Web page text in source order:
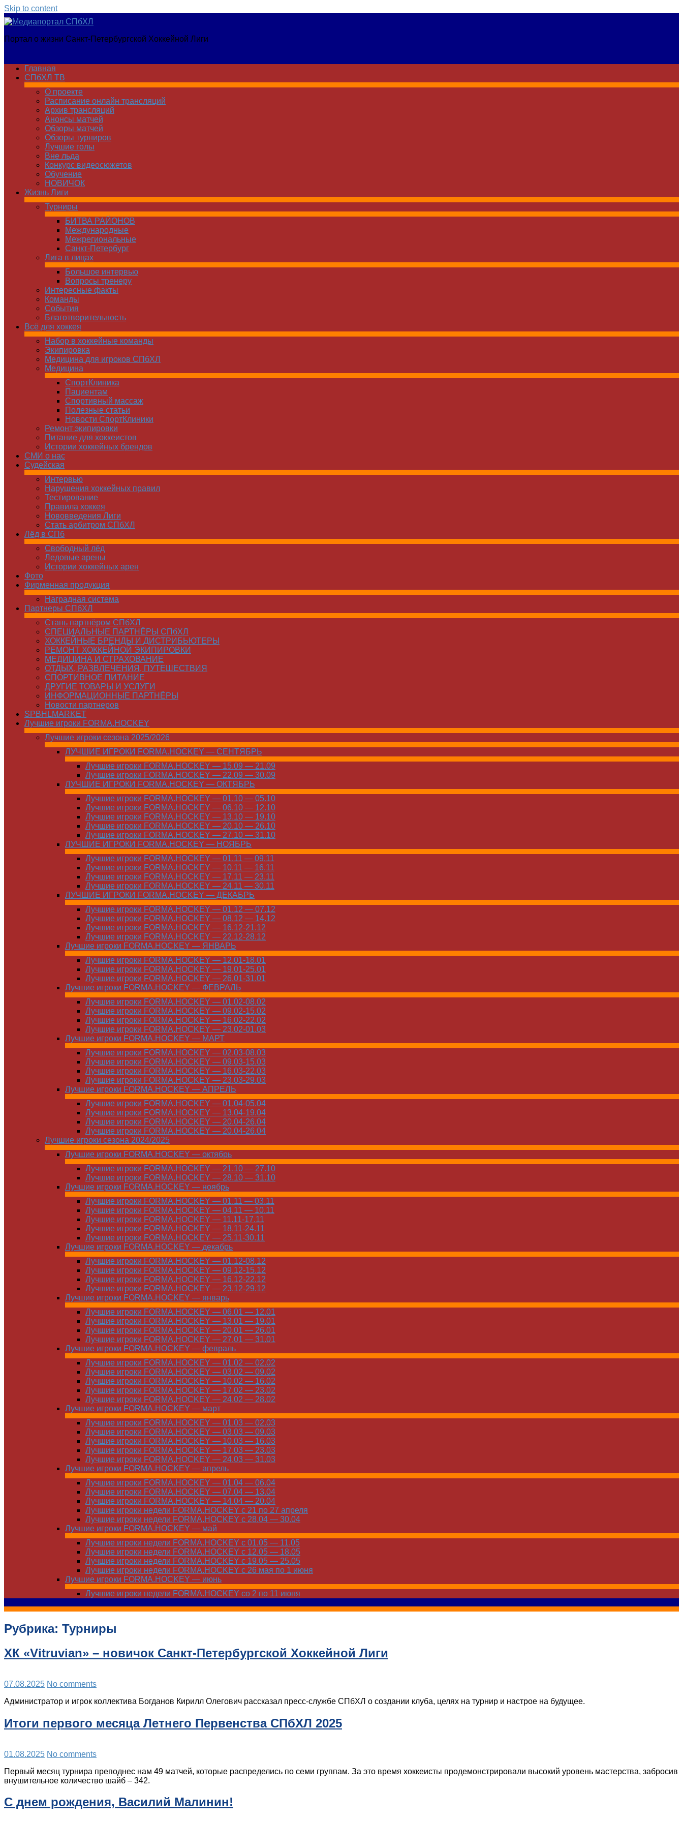
Skip to content
Медиапортал
Портал о жизни Санкт-Петербургской Хоккейной Лиги
Главная
СПбХЛ ТВ
О проекте
Расписание онлайн трансляций
Архив трансляций
Анонсы матчей
Обзоры матчей
Обзоры турниров
Лучшие голы
Вне льда
Конкурс видеосюжетов
Обучение
НОВИЧОК
Жизнь Лиги
Турниры
БИТВА РАЙОНОВ
Международные
Межрегиональные
Санкт-Петербург
Лига в лицах
Большое интервью
Вопросы тренеру
Интересные факты
Команды
Cобытия
Благотворительность
Всё для хоккея
Набор в хоккейные команды
Экипировка
Медицина для игроков СПбХЛ
Медицина
СпортКлиника
Пациентам
Спортивный массаж
Полезные статьи
Новости СпортКлиники
Ремонт экипировки
Питание для хоккеистов
Истории хоккейных брендов
СМИ о нас
Судейская
Интервью
Нарушения хоккейных правил
Тестирование
Правила хоккея
Нововведения Лиги
Стать арбитром СПбХЛ
Лёд в СПб
Свободный лёд
Ледовые арены
Истории хоккейных арен
Фото
Фирменная продукция
Наградная система
Партнеры СПбХЛ
Стань партнёром СПбХЛ
СПЕЦИАЛЬНЫЕ ПАРТНЁРЫ СПбХЛ
ХОККЕЙНЫЕ БРЕНДЫ И ДИСТРИБЬЮТЕРЫ
РЕМОНТ ХОККЕЙНОЙ ЭКИПИРОВКИ
МЕДИЦИНА И СТРАХОВАНИЕ
ОТДЫХ, РАЗВЛЕЧЕНИЯ, ПУТЕШЕСТВИЯ
СПОРТИВНОЕ ПИТАНИЕ
ДРУГИЕ ТОВАРЫ И УСЛУГИ
ИНФОРМАЦИОННЫЕ ПАРТНЁРЫ
Новости партнеров
SPBHLMARKET
Лучшие игроки FORMA.HOCKEY
Лучшие игроки сезона 2025/2026
ЛУЧШИЕ ИГРОКИ FORMA.HOCKEY — СЕНТЯБРЬ
Лучшие игроки FORMA.HOCKEY — 15.09 — 21.09
Лучшие игроки FORMA.HOCKEY — 22.09 — 30.09
ЛУЧШИЕ ИГРОКИ FORMA.HOCKEY — ОКТЯБРЬ
Лучшие игроки FORMA.HOCKEY — 01.10 — 05.10
Лучшие игроки FORMA.HOCKEY — 06.10 — 12.10
Лучшие игроки FORMA.HOCKEY — 13.10 — 19.10
Лучшие игроки FORMA.HOCKEY — 20.10 — 26.10
Лучшие игроки FORMA.HOCKEY — 27.10 — 31.10
ЛУЧШИЕ ИГРОКИ FORMA.HOCKEY — НОЯБРЬ
Лучшие игроки FORMA.HOCKEY — 01.11 — 09.11
Лучшие игроки FORMA.HOCKEY — 10.11 — 16.11
Лучшие игроки FORMA.HOCKEY — 17.11 — 23.11
Лучшие игроки FORMA.HOCKEY — 24.11 — 30.11
ЛУЧШИЕ ИГРОКИ FORMA.HOCKEY — ДЕКАБРЬ
Лучшие игроки FORMA.HOCKEY — 01.12 — 07.12
Лучшие игроки FORMA.HOCKEY — 08.12 — 14.12
Лучшие игроки FORMA.HOCKEY — 16.12-21.12
Лучшие игроки FORMA.HOCKEY — 22.12-28.12
Лучшие игроки FORMA.HOCKEY — ЯНВАРЬ
Лучшие игроки FORMA.HOCKEY — 12.01-18.01
Лучшие игроки FORMA.HOCKEY — 19.01-25.01
Лучшие игроки FORMA.HOCKEY — 26.01-31.01
Лучшие игроки FORMA.HOCKEY — ФЕВРАЛЬ
Лучшие игроки FORMA.HOCKEY — 01.02-08.02
Лучшие игроки FORMA.HOCKEY — 09.02-15.02
Лучшие игроки FORMA.HOCKEY — 16.02-22.02
Лучшие игроки FORMA.HOCKEY — 23.02-01.03
Лучшие игроки FORMA.HOCKEY — МАРТ
Лучшие игроки FORMA.HOCKEY — 02.03-08.03
Лучшие игроки FORMA.HOCKEY — 09.03-15.03
Лучшие игроки FORMA.HOCKEY — 16.03-22.03
Лучшие игроки FORMA.HOCKEY — 23.03-29.03
Лучшие игроки FORMA.HOCKEY — АПРЕЛЬ
Лучшие игроки FORMA.HOCKEY — 01.04-05.04
Лучшие игроки FORMA.HOCKEY — 13.04-19.04
Лучшие игроки FORMA.HOCKEY — 20.04-26.04
Лучшие игроки FORMA.HOCKEY — 20.04-26.04
Лучшие игроки сезона 2024/2025
Лучшие игроки FORMA.HOCKEY — октябрь
Лучшие игроки FORMA.HOCKEY — 21.10 — 27.10
Лучшие игроки FORMA.HOCKEY — 28.10 — 31.10
Лучшие игроки FORMA.HOCKEY — ноябрь
Лучшие игроки FORMA.HOCKEY — 01.11 — 03.11
Лучшие игроки FORMA.HOCKEY — 04.11 — 10.11
Лучшие игроки FORMA.HOCKEY — 11.11-17.11
Лучшие игроки FORMA.HOCKEY — 18.11-24.11
Лучшие игроки FORMA.HOCKEY — 25.11-30.11
Лучшие игроки FORMA.HOCKEY — декабрь
Лучшие игроки FORMA.HOCKEY — 01.12-08.12
Лучшие игроки FORMA.HOCKEY — 09.12-15.12
Лучшие игроки FORMA.HOCKEY — 16.12-22.12
Лучшие игроки FORMA.HOCKEY — 23.12-29.12
Лучшие игроки FORMA.HOCKEY — январь
Лучшие игроки FORMA.HOCKEY — 06.01 — 12.01
Лучшие игроки FORMA.HOCKEY — 13.01 — 19.01
Лучшие игроки FORMA.HOCKEY — 20.01 — 26.01
Лучшие игроки FORMA.HOCKEY — 27.01 — 31.01
Лучшие игроки FORMA.HOCKEY — февраль
Лучшие игроки FORMA.HOCKEY — 01.02 — 02.02
Лучшие игроки FORMA.HOCKEY — 03.02 — 09.02
Лучшие игроки FORMA.HOCKEY — 10.02 — 16.02
Лучшие игроки FORMA.HOCKEY — 17.02 — 23.02
Лучшие игроки FORMA.HOCKEY — 24.02 — 28.02
Лучшие игроки FORMA.HOCKEY — март
Лучшие игроки FORMA.HOCKEY — 01.03 — 02.03
Лучшие игроки FORMA.HOCKEY — 03.03 — 09.03
Лучшие игроки FORMA.HOCKEY — 10.03 — 16.03
Лучшие игроки FORMA.HOCKEY — 17.03 — 23.03
Лучшие игроки FORMA.HOCKEY — 24.03 — 31.03
Лучшие игроки FORMA.HOCKEY — апрель
Лучшие игроки FORMA.HOCKEY — 01.04 — 06.04
Лучшие игроки FORMA.HOCKEY — 07.04 — 13.04
Лучшие игроки FORMA.HOCKEY — 14.04 — 20.04
Лучшие игроки недели FORMA.HOCKEY с 21 по 27 апреля
Лучшие игроки недели FORMA.HOCKEY с 28.04 — 30.04
Лучшие игроки FORMA.HOCKEY — май
Лучшие игроки недели FORMA.HOCKEY с 01.05 — 11.05
Лучшие игроки недели FORMA.HOCKEY с 12.05 — 18.05
Лучшие игроки недели FORMA.HOCKEY с 19.05 — 25.05
Лучшие игроки недели FORMA.HOCKEY с 26 мая по 1 июня
Лучшие игроки FORMA.HOCKEY — июнь
Лучшие игроки недели FORMA.HOCKEY со 2 по 11 июня
Рубрика: Турниры
ХК «Vitruvian» – новичок Санкт-Петербургской Хоккейной Лиги
07.08.2025 No comments
Администратор и игрок коллектива Богданов Кирилл Олегович рассказал пресс-службе СПбХЛ о создании клуба, целях на турнир и настрое на будущее.
Итоги первого месяца Летнего Первенства СПбХЛ 2025
01.08.2025 No comments
Первый месяц турнира преподнес нам 49 матчей, которые распределись по семи группам. За это время хоккеисты продемонстрировали высокий уровень мастерства, забросив
внушительное количество шайб – 342.
С днем рождения, Василий Малинин!